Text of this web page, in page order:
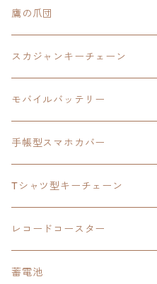
スカジャンキーチェーン
スカジャン
シャツ
イースⅧ
モバイルバッテリー
手帳型スマホカバー
東亰ザナドゥ
閃の軌跡Ⅲ
モバイルバッテリー
手帳型スマホカバー
閃の軌跡Ⅳ
手帳型スマホカバー
モバイルバッテリー
軌跡シリーズ
トランプ
カーマグネット
閃の軌跡Ⅱ
トランプ
イースⅨ
鷹の爪団
モバイルバッテリー
手帳型スマホカバー
スカジャンキーチェーン
ウルトラマンシリーズ
日本ファルコム
閃の軌跡Ⅲ
軌跡シリーズ
モバイルバッテリー
ウルトラマン
鷹の爪
イースⅧ
東亰ザナドゥ
手帳型スマホカバー
鷹の爪団
イースⅧ
閃の軌跡Ⅲ
Tシャツ型キーチェーン
日本ファルコム
閃の軌跡Ⅲ
レコードコースター
日本ファルコム
蓄電池